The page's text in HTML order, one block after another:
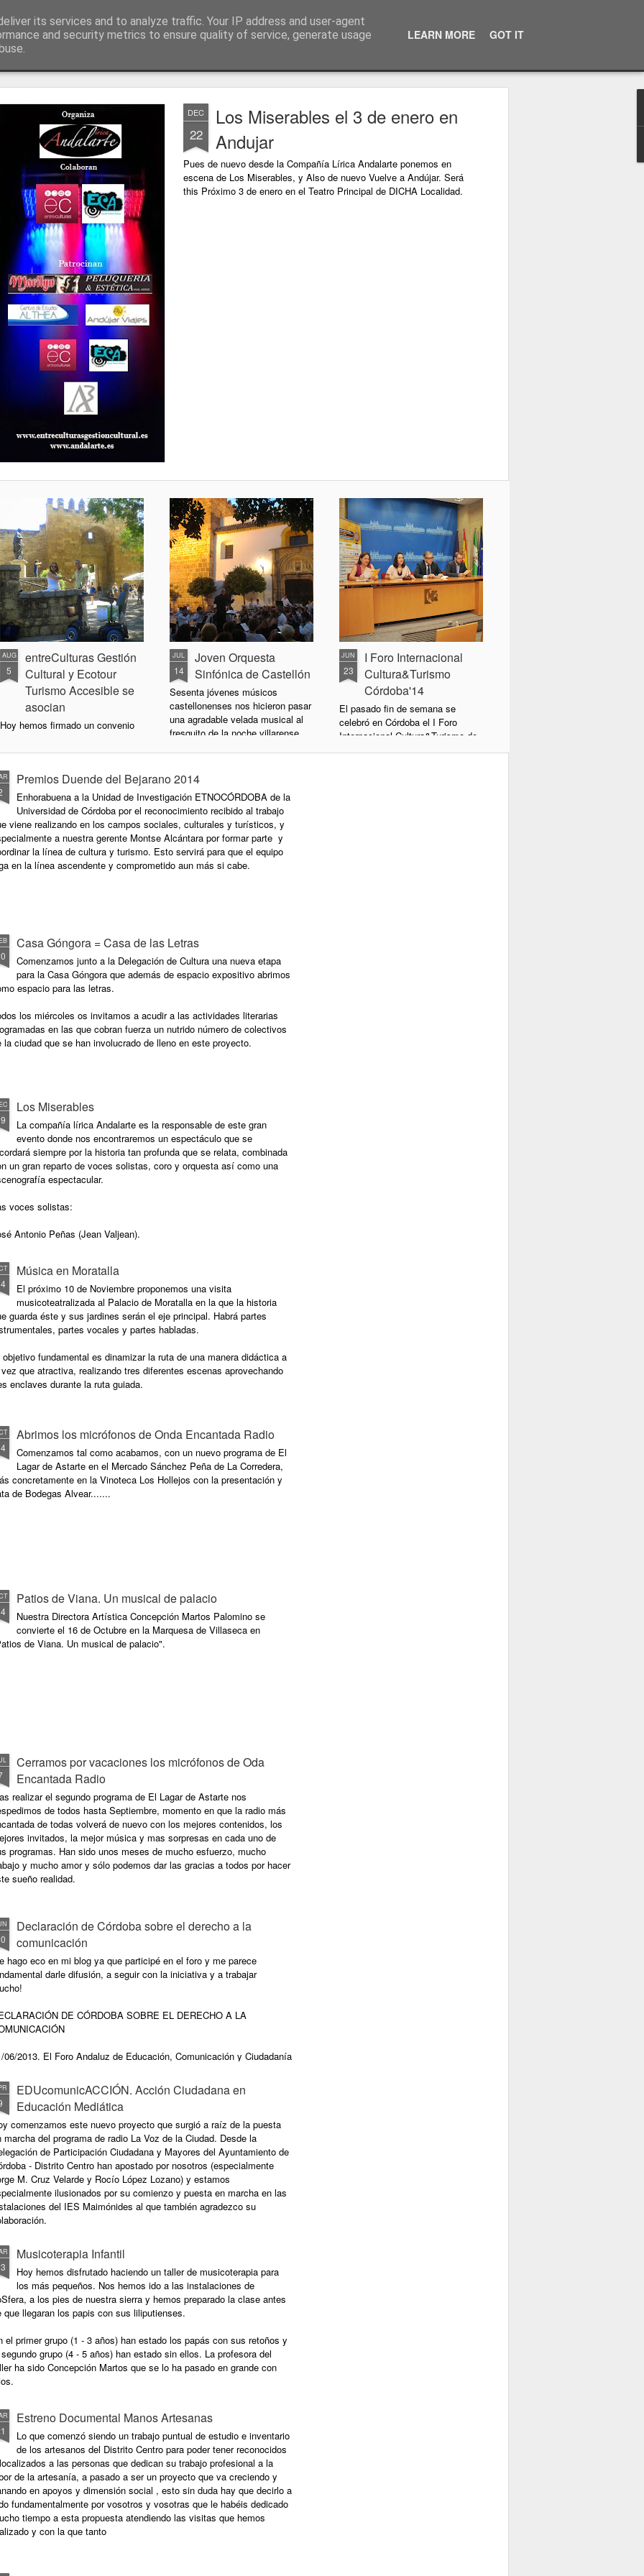
its services and to analyze traffic. Your IP address and user-agent
and security metrics to ensure quality of service, generate usage
LEARN MORE GOT IT
DEC
22
Los Miserables el 3 de enero en
Andujar
Pues de nuevo desde la Compañía Lírica Andalarte ponemos en
escena de Los Miserables, y Also de nuevo Vuelve a Andújar. Será
this Próximo 3 de enero en el Teatro Principal de DICHA Localidad.
AUG
5
entreCulturas Gestión
Cultural y Ecotour
Turismo Accesible se
asocian
Hoy hemos firmado un convenio
se unen en la puesta en marcha
última a partir del mes de
septiembre. Es un gusto para
nosotras participar de la forma
que lo vamos a hacer en este
proyecto turístico pensado para
las personas con problemas de
movilidad. Todas las rutas que se
van a ofertar y los vehículos
JUL
14
Joven Orquesta
Sinfónica de Castellón
Sesenta jóvenes músicos
castellonenses nos hicieron pasar
una agradable velada musical al
fresquito de la noche villarense.
Plaza de la Constitución un
concierto titulado "Carpe Diem".
entreCulturas se hizo cargo de la
organización con la colaboración
del Ayuntamiento de Villa del Río
y al día siguiente nos lo llevamos
a todos a Córdoba para que
JUN
23
I Foro Internacional
Cultura&Turismo
Córdoba'14
El pasado fin de semana se
celebró en Córdoba el I Foro
Internacional Cultura&Turismo de
Córdoba organizado por GECA
Premios Duende del Bejarano 2014
Enhorabuena a la Unidad de Investigación ETNOCÓRDOBA de la
Universidad de Córdoba por el reconocimiento recibido al trabajo
viene realizando en los campos sociales, culturales y turísticos, y
a nuestra gerente Montse Alcántara por formar parte y
la línea de cultura y turismo. Esto servirá para que el equipo
en la línea ascendente y comprometido aun más si cabe.
Casa Góngora = Casa de las Letras
Comenzamos junto a la Delegación de Cultura una nueva etapa
para la Casa Góngora que además de espacio expositivo abrimos
espacio para las letras.
los miércoles os invitamos a acudir a las actividades literarias
en las que cobran fuerza un nutrido número de colectivos
la ciudad que se han involucrado de lleno en este proyecto.
Los Miserables
La compañía lírica Andalarte es la responsable de este gran
evento donde nos encontraremos un espectáculo que se
siempre por la historia tan profunda que se relata, combinada
un gran reparto de voces solistas, coro y orquesta así como una
espectacular.
voces solistas:
Antonio Peñas (Jean Valjean).
Música en Moratalla
El próximo 10 de Noviembre proponemos una visita
musicoteatralizada al Palacio de Moratalla en la que la historia
guarda éste y sus jardines serán el eje principal. Habrá partes
partes vocales y partes habladas.
objetivo fundamental es dinamizar la ruta de una manera didáctica a
que atractiva, realizando tres diferentes escenas aprovechando
enclaves durante la ruta guiada.
Abrimos los micrófonos de Onda Encantada Radio
Comenzamos tal como acabamos, con un nuevo programa de El
Lagar de Astarte en el Mercado Sánchez Peña de La Corredera,
concretamente en la Vinoteca Los Hollejos con la presentación y
de Bodegas Alvear.......
Patios de Viana. Un musical de palacio
Nuestra Directora Artística Concepción Martos Palomino se
convierte el 16 de Octubre en la Marquesa de Villaseca en
de Viana. Un musical de palacio".
Cerramos por vacaciones los micrófonos de Oda
Encantada Radio
realizar el segundo programa de El Lagar de Astarte nos
de todos hasta Septiembre, momento en que la radio más
de todas volverá de nuevo con los mejores contenidos, los
invitados, la mejor música y mas sorpresas en cada uno de
programas. Han sido unos meses de mucho esfuerzo, mucho
y mucho amor y sólo podemos dar las gracias a todos por hacer
sueño realidad.
Declaración de Córdoba sobre el derecho a la
comunicación
hago eco en mi blog ya que participé en el foro y me parece
darle difusión, a seguir con la iniciativa y a trabajar
DE CÓRDOBA SOBRE EL DERECHO A LA
06/2013. El Foro Andaluz de Educación, Comunicación y Ciudadanía
civil, y la ciudadanía, preocupados por la falta de libertad de
comunicación y participación de la ciudadanía.
EDUcomunicACCIÓN. Acción Ciudadana en
Educación Mediática
comenzamos este nuevo proyecto que surgió a raíz de la puesta
marcha del programa de radio La Voz de la Ciudad. Desde la
de Participación Ciudadana y Mayores del Ayuntamiento de
- Distrito Centro han apostado por nosotros (especialmente
M. Cruz Velarde y Rocío López Lozano) y estamos
ilusionados por su comienzo y puesta en marcha en las
del IES Maimónides al que también agradezco su
Musicoterapia Infantil
Hoy hemos disfrutado haciendo un taller de musicoterapia para
los más pequeños. Nos hemos ido a las instalaciones de
a los pies de nuestra sierra y hemos preparado la clase antes
que llegaran los papis con sus liliputienses.
el primer grupo (1 - 3 años) han estado los papás con sus retoños y
grupo (4 - 5 años) han estado sin ellos. La profesora del
ha sido Concepción Martos que se lo ha pasado en grande con
Estreno Documental Manos Artesanas
Lo que comenzó siendo un trabajo puntual de estudio e inventario
de los artesanos del Distrito Centro para poder tener reconocidos
a las personas que dedican su trabajo profesional a la
de la artesanía, a pasado a ser un proyecto que va creciendo y
en apoyos y dimensión social , esto sin duda hay que decirlo a
fundamentalmente por vosotros y vosotras que le habéis dedicado
tiempo a esta propuesta atendiendo las visitas que hemos
y con la que tanto